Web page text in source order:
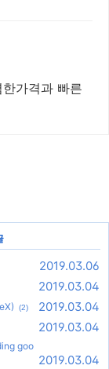
가격과 빠른
2019.03.06
2019.03.04
(2) 2019.03.04
2019.03.04
goo
2019.03.04